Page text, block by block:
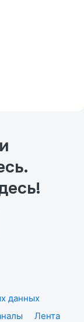
данных
Лента